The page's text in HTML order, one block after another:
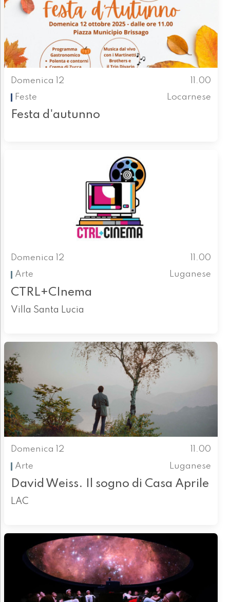
Domenica 12
11.00
Feste
Locarnese
Festa d'autunno
Domenica 12
11.00
Arte
Luganese
CTRL+CInema
Villa Santa Lucia
Domenica 12
11.00
Arte
Luganese
David Weiss. Il sogno di Casa Aprile
LAC